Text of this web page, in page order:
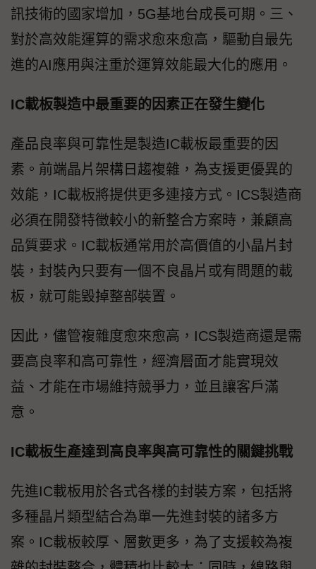
訊技術的國家增加，5G基地台成長可期。三、
對於高效能運算的需求愈來愈高，驅動自最先
進的AI應用與注重於運算效能最大化的應用。
IC載板製造中最重要的因素正在發生變化
產品良率與可靠性是製造IC載板最重要的因
素。前端晶片架構日趨複雜，為支援更優異的
效能，IC載板將提供更多連接方式。ICS製造商
必須在開發特徵較小的新整合方案時，兼顧高
品質要求。IC載板通常用於高價值的小晶片封
裝，封裝內只要有一個不良晶片或有問題的載
板，就可能毀掉整部裝置。
因此，儘管複雜度愈來愈高，ICS製造商還是需
要高良率和高可靠性，經濟層面才能實現效
益、才能在市場維持競爭力，並且讓客戶滿
意。
IC載板生產達到高良率與高可靠性的關鍵挑戰
先進IC載板用於各式各樣的封裝方案，包括將
多種晶片類型結合為單一先進封裝的諸多方
案。IC載板較厚、層數更多，為了支援較為複